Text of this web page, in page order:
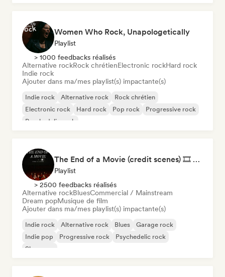
Women Who Rock, Unapologetically
Playlist
> 1000 feedbacks réalisés
Alternative rockRock chrétienElectronic rockHard rock
Indie rock
Ajouter dans ma/mes playlist(s) impactante(s)
Indie rock Alternative rock
Rock chrétien
Electronic rock
Hard rock Pop rock
Progressive rock
Psychedelic rock
The End of a Movie (credit scenes) 🎞️ Cinematic Dream Pop & Bedroom Indie
Playlist
> 2500 feedbacks réalisés
Alternative rockBluesCommercial / Mainstream
Dream popMusique de film
Ajouter dans ma/mes playlist(s) impactante(s)
Indie rock Alternative rock Blues
Garage rock
Indie pop
Progressive rock
Psychedelic rock
Shoegaze